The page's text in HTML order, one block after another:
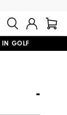
GOLF